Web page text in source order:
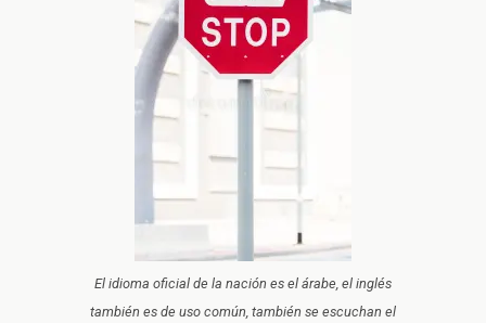
El idioma oficial de la nación es el árabe, el inglés
también es de uso común, también se escuchan el